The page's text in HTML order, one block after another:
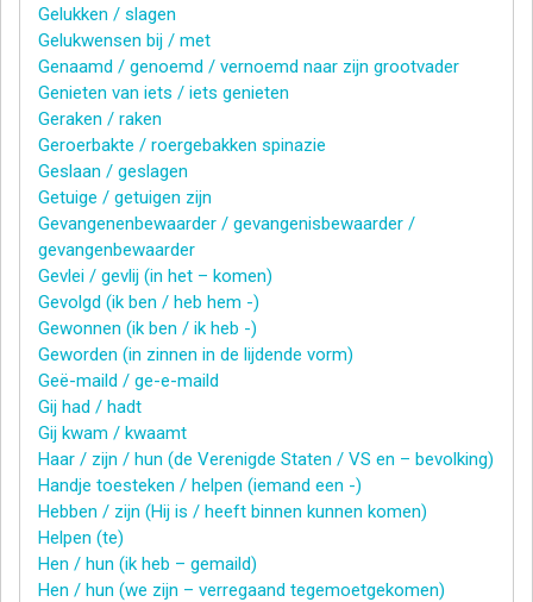
Gelukken / slagen
Gelukwensen bij / met
Genaamd / genoemd / vernoemd naar zijn grootvader
Genieten van iets / iets genieten
Geraken / raken
Geroerbakte / roergebakken spinazie
Geslaan / geslagen
Getuige / getuigen zijn
Gevangenenbewaarder / gevangenisbewaarder /
gevangenbewaarder
Gevlei / gevlij (in het – komen)
Gevolgd (ik ben / heb hem -)
Gewonnen (ik ben / ik heb -)
Geworden (in zinnen in de lijdende vorm)
Geë-maild / ge-e-maild
Gij had / hadt
Gij kwam / kwaamt
Haar / zijn / hun (de Verenigde Staten / VS en – bevolking)
Handje toesteken / helpen (iemand een -)
Hebben / zijn (Hij is / heeft binnen kunnen komen)
Helpen (te)
Hen / hun (ik heb – gemaild)
Hen / hun (we zijn – verregaand tegemoetgekomen)